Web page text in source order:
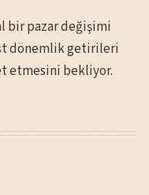
bir pazar değişimi
dönemlik getirileri
etmesini bekliyor.